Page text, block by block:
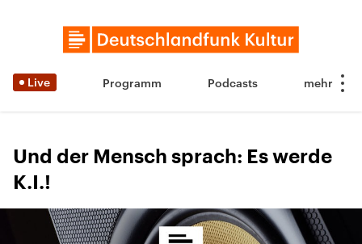
Live Programm Podcasts
Und der Mensch sprach: Es werde
K.I.!